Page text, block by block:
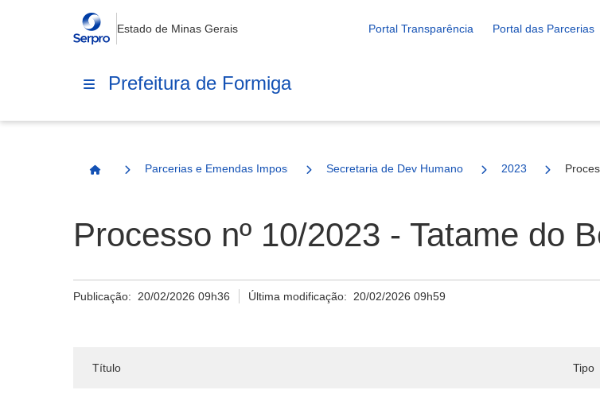
Estado de Minas Gerais Portal Transparência Portal das Parcerias
Prefeitura de Formiga
Página Inicial
Parcerias e Emendas Impositivas MunicipaisSecretaria de Dev Humano 2023
Processo nº 10/2023 - Tatame do
Publicação: 20/02/2026 09h36 Última modificação: 20/02/2026 09h59
Título Tipo